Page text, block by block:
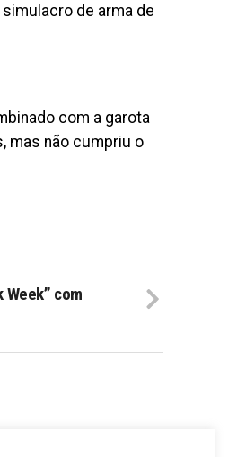
de arma de
com a garota
mas não cumpriu o
com